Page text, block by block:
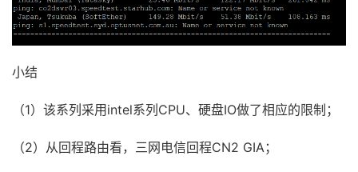
小结
（1）该系列采用intel系列CPU、硬盘IO做了相应的限制；
（2）从回程路由看，三网电信回程CN2 GIA；